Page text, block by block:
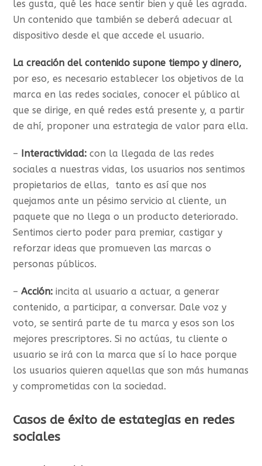
les gusta, qué les hace sentir bien y qué les agrada.
Un contenido que también se deberá adecuar al
dispositivo desde el que accede el usuario.
La creación del contenido supone tiempo y dinero,
por eso, es necesario establecer los objetivos de la
marca en las redes sociales, conocer el público al
que se dirige, en qué redes está presente y, a partir
de ahí, proponer una estrategia de valor para ella.
– Interactividad: con la llegada de las redes
sociales a nuestras vidas, los usuarios nos sentimos
propietarios de ellas, tanto es así que nos
quejamos ante un pésimo servicio al cliente, un
paquete que no llega o un producto deteriorado.
Sentimos cierto poder para premiar, castigar y
reforzar ideas que promueven las marcas o
personas públicos.
–Acción: incita al usuario a actuar, a generar
contenido, a participar, a conversar. Dale voz y
voto, se sentirá parte de tu marca y esos son los
mejores prescriptores. Si no actúas, tu cliente o
usuario se irá con la marca que sí lo hace porque
los usuarios quieren aquellas que son más humanas
y comprometidas con la sociedad.
Casos de éxito de estategias en redes
sociales